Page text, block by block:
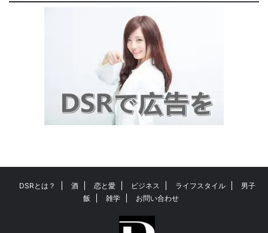
DSRとは？ 酒 恋と愛 ビジネス ライフスタイル
男子
飯
雑学 お問い合わせ